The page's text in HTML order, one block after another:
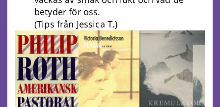
betyder för oss.
(Tips från Jessica T.)